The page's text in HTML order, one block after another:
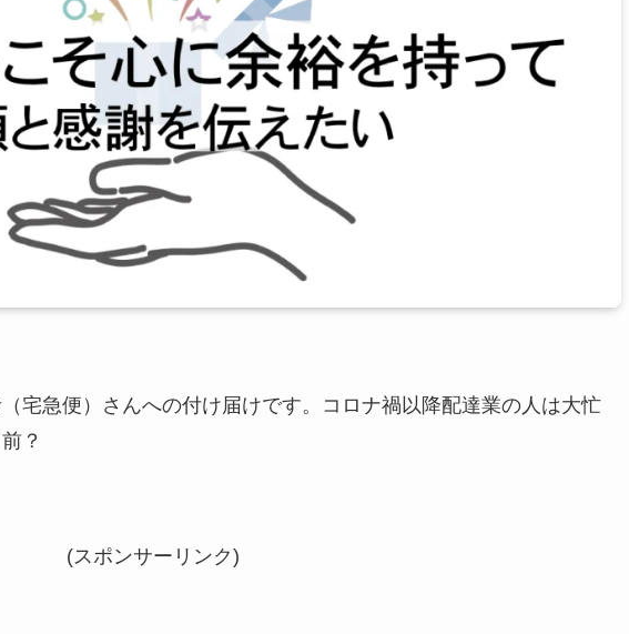
宅急便）さんへの付け届けです。コロナ禍以降配達業の人は大忙
？
(スポンサーリンク)